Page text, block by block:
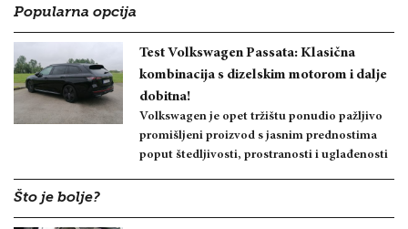
Popularna opcija
Test Volkswagen Passata: Klasična
kombinacija s dizelskim motorom i dalje
dobitna!
Volkswagen je opet tržištu ponudio pažljivo
promišljeni proizvod s jasnim prednostima
poput štedljivosti, prostranosti i uglađenosti
Što je bolje?